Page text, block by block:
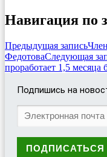
Навигация по
Предыдущая запись
ФедотоваСледующая
проработает 1,5 месяца
Подпишись на